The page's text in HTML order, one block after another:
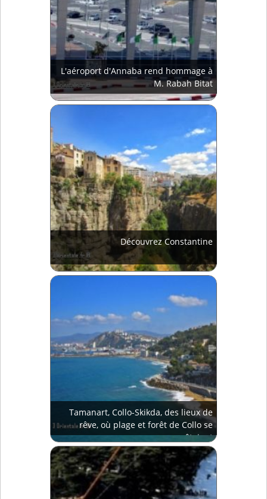
L'aéroport d'Annaba rend hommage à
M. Rabah Bitat
Découvrez Constantine
Tamanart, Collo-Skikda, des lieux de
rêve, où plage et forêt de Collo se
côtoient